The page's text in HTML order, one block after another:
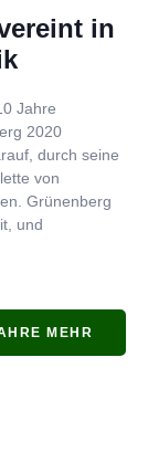
in
Jahre
2020
durch seine
von
Grünenberg
und
MEHR